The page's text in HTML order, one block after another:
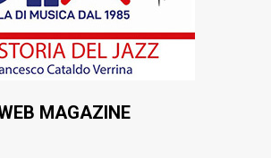
MAGAZINE